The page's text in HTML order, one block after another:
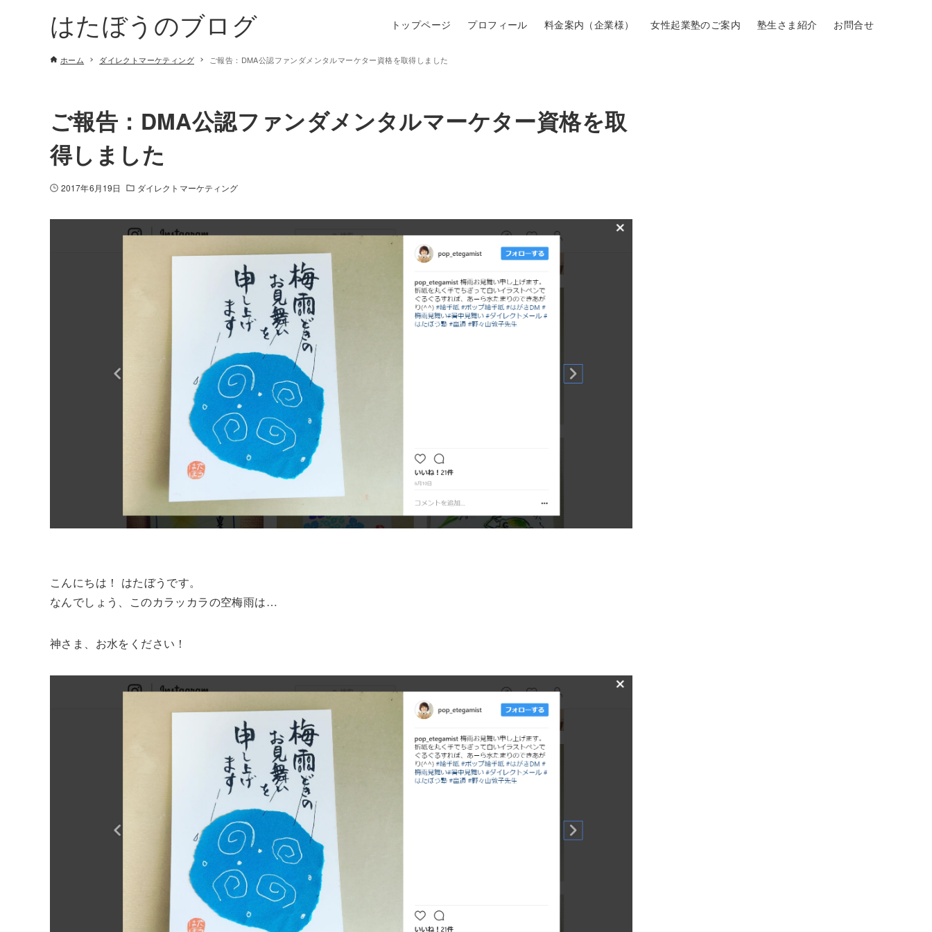
はたぼうのブログ トップページ プロフィール 料金案内（企業様） 女性起業塾のご案内 塾生さま紹介 お問合せ
ホーム ダイレクトマーケティング ご報告：DMA公認ファンダメンタルマーケター資格を取得しました
ご報告：DMA公認ファンダメンタルマーケター資格を取
得しました
2017年6月19日 ダイレクトマーケティング
こんにちは！ はたぼうです。
なんでしょう、このカラッカラの空梅雨は…
神さま、お水をください！